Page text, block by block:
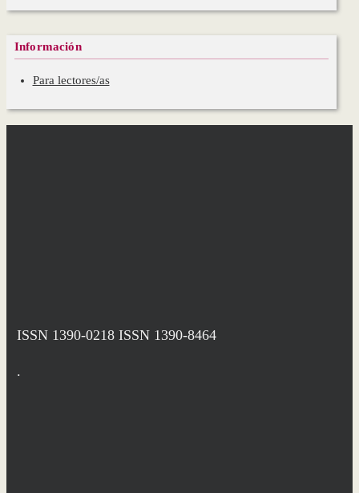
Información
Para lectores/as
ISSN 1390-0218 ISSN 1390-8464
.